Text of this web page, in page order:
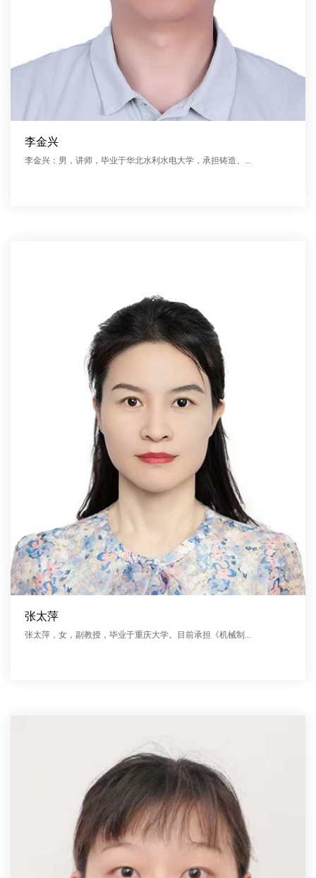
李金兴
李金兴：男，讲师，毕业于华北水利水电大学，承担铸造、...
​张太萍
张太萍，女，副教授，毕业于重庆大学。目前承担《机械制...